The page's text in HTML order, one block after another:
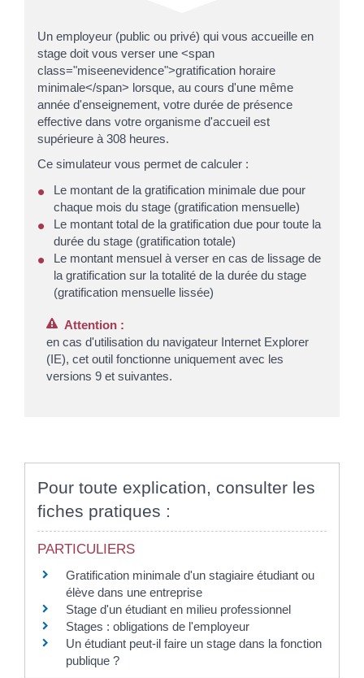
Un employeur (public ou privé) qui vous accueille en
stage doit vous verser une <span
class="miseenevidence">gratification horaire
minimale</span> lorsque, au cours d'une même
année d'enseignement, votre durée de présence
effective dans votre organisme d'accueil est
supérieure à 308 heures.
Ce simulateur vous permet de calculer :
Le montant de la gratification minimale due pour
chaque mois du stage (gratification mensuelle)
Le montant total de la gratification due pour toute la
durée du stage (gratification totale)
Le montant mensuel à verser en cas de lissage de
la gratification sur la totalité de la durée du stage
(gratification mensuelle lissée)
Attention :
en cas d'utilisation du navigateur Internet Explorer
(IE), cet outil fonctionne uniquement avec les
versions 9 et suivantes.
Pour toute explication, consulter les
fiches pratiques :
PARTICULIERS
Gratification minimale d'un stagiaire étudiant ou
élève dans une entreprise
Stage d'un étudiant en milieu professionnel
Stages : obligations de l'employeur
Un étudiant peut-il faire un stage dans la fonction
publique ?